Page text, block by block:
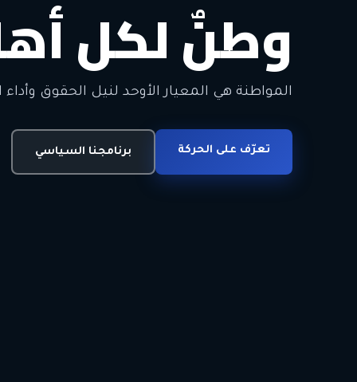
وطنٌ لكل
المواطنة هي المعيار الأوحد لنيل الحقوق وأداء
تعرّف على الحركة برنامجنا السياسي
معاً من أجل
الحرية • الوحدة • السلام • الديمقراطية
انضم للحركة اتصل بنا